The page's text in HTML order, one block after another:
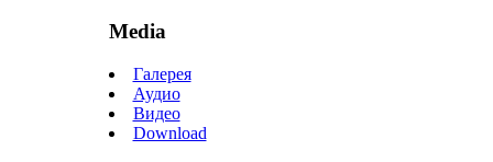
Media
Галерея
Аудио
Видео
Download